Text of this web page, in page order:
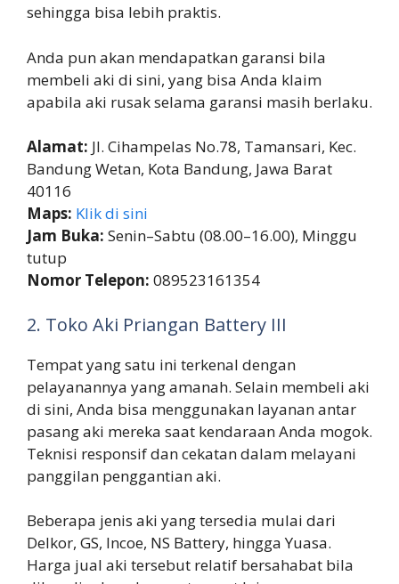
sehingga bisa lebih praktis.
Anda pun akan mendapatkan garansi bila
membeli aki di sini, yang bisa Anda klaim
apabila aki rusak selama garansi masih berlaku.
Alamat: Jl. Cihampelas No.78, Tamansari, Kec.
Bandung Wetan, Kota Bandung, Jawa Barat
40116
Maps: Klik di sini
Jam Buka: Senin–Sabtu (08.00–16.00), Minggu
tutup
Nomor Telepon: 089523161354
2. Toko Aki Priangan Battery III
Tempat yang satu ini terkenal dengan
pelayanannya yang amanah. Selain membeli aki
di sini, Anda bisa menggunakan layanan antar
pasang aki mereka saat kendaraan Anda mogok.
Teknisi responsif dan cekatan dalam melayani
panggilan penggantian aki.
Beberapa jenis aki yang tersedia mulai dari
Delkor, GS, Incoe, NS Battery, hingga Yuasa.
Harga jual aki tersebut relatif bersahabat bila